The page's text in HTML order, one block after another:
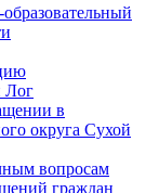
Лог
в
округа Сухой
вопросам
граждан